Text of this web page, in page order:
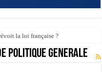
la loi française ?
politique générale